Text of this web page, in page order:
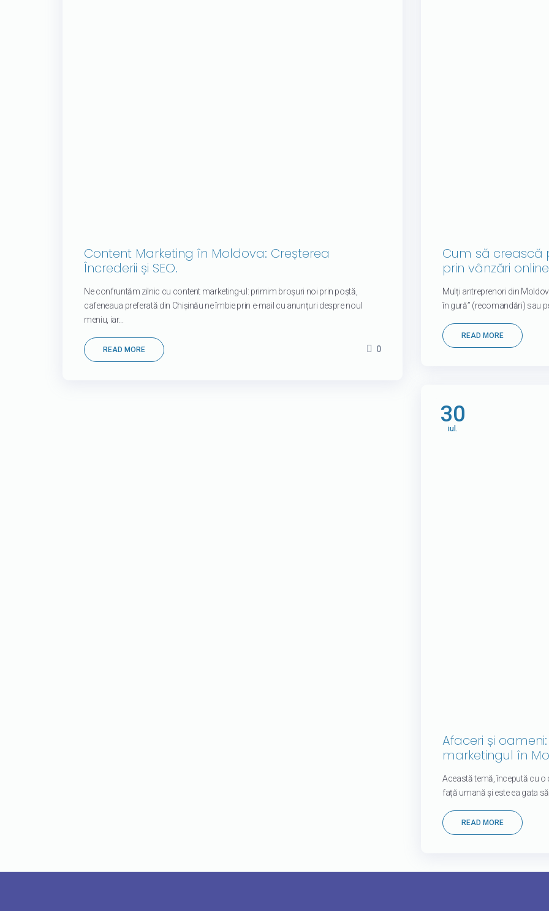
Content Marketing în Moldova: Creșterea
Încrederii și SEO.
Ne confruntăm zilnic cu content marketing-ul: primim broșuri noi prin poștă,
cafeneaua preferată din Chișinău ne îmbie prin e-mail cu anunțuri despre noul
meniu, iar...
READ MORE 0
Cum să crească
prin vânzări online
Mulți antreprenori din
în gură” (recomandări) sau
READ MORE
30
iul.
Afaceri și
marketingul în
Această temă, începută cu o
față umană și este ea gata
READ MORE